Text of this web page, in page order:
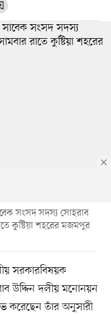
সংসদ সদস্য সোহরাব
কুষ্টিয়া শহরের মজমপুর
সরকারবিষয়ক
উদ্দিন দলীয় মনোনয়ন
করেছেন তাঁর অনুসারী